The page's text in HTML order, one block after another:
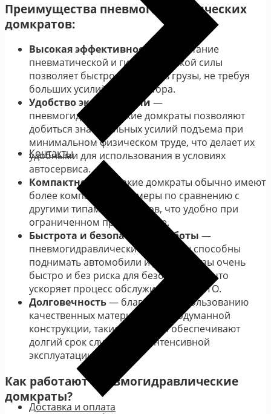
Преимущества пневмогидравлических
домкратов:
Высокая эффективность
— сочетание
пневматической и гидравлической силы
позволяет быстро поднимать грузы, не требуя
больших усилий от оператора.
Удобство эксплуатации —
пневмогидравлические домкраты позволяют
добиться значительных усилий подъема при
минимальном физическом труде, что делает их
удобными для использования в условиях
автосервиса.
Компактность
— такие домкраты обычно имеют
более компактные размеры по сравнению с
другими типами домкратов, что удобно при
ограниченном пространстве.
Быстрота и безопасность работы —
пневмогидравлические домкраты способны
поднимать автомобили и другие грузы очень
быстро и без риска для безопасности, что
ускоряет процесс обслуживания на СТО.
Долговечность— благодаря использованию
качественных материалов и продуманной
конструкции, такие домкраты обеспечивают
долгий срок службы при интенсивной
эксплуатации.
Как работают пневмогидравлические
домкраты?
Контакты
Доставка и оплата